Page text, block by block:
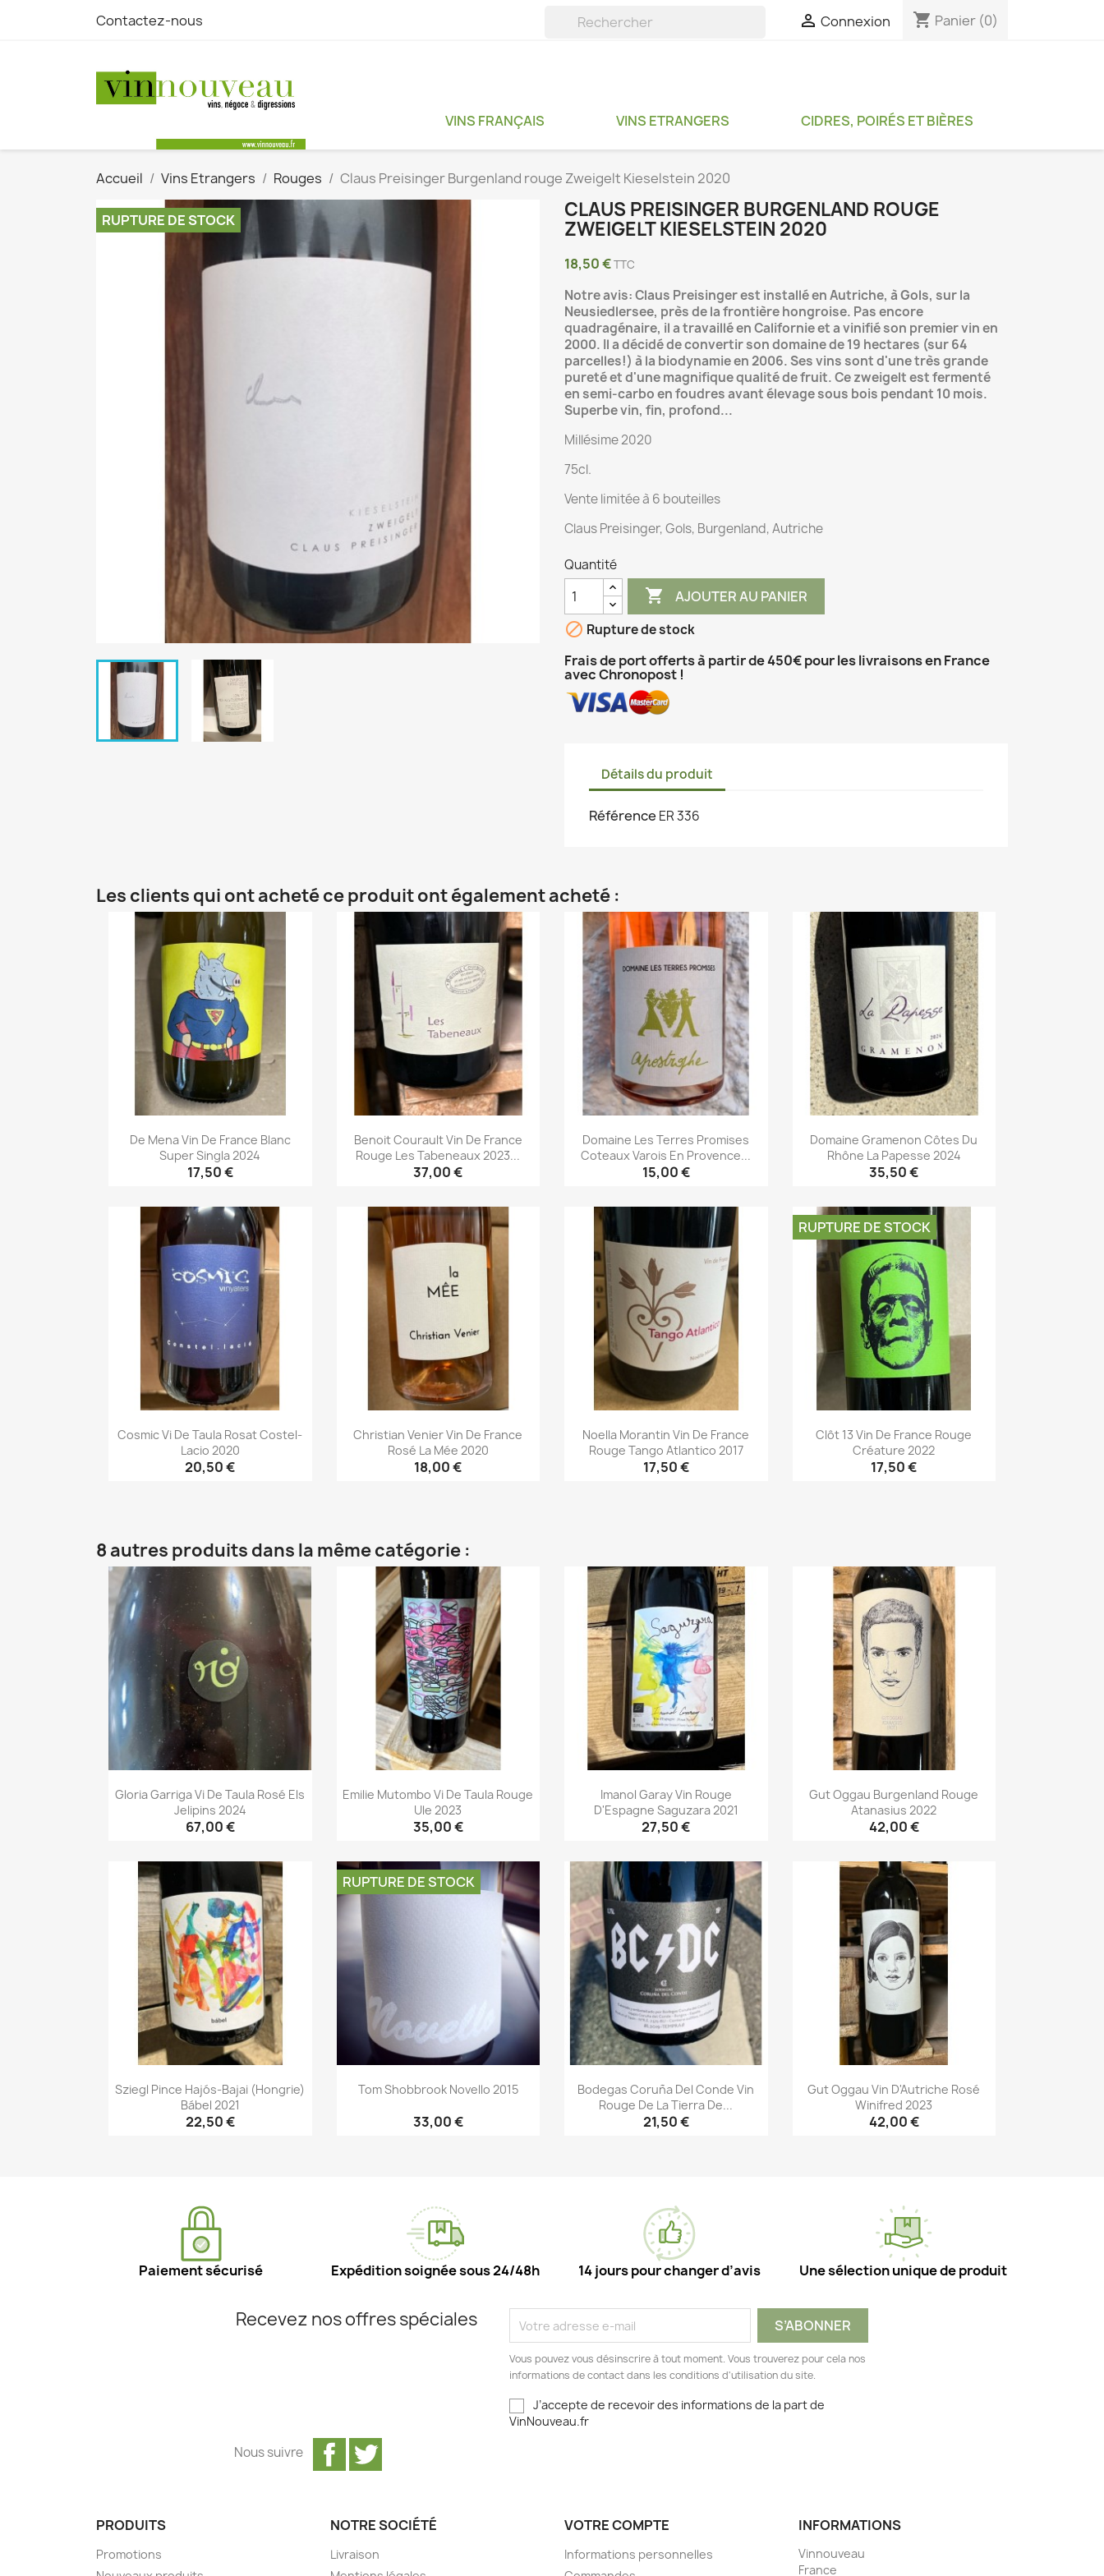
Contactez-nous  Connexion shopping_cart Panier (0)
VINS FRANÇAIS VINS ETRANGERS CIDRES, POIRÉS ET BIÈRES
Accueil Vins Etrangers Rouges Claus Preisinger Burgenland rouge Zweigelt Kieselstein 2020
RUPTURE DE STOCK
CLAUS PREISINGER BURGENLAND ROUGE
ZWEIGELT KIESELSTEIN 2020
18,50 €TTC
Notre avis: Claus Preisinger est installé en Autriche, à Gols, sur la
Neusiedlersee, près de la frontière hongroise. Pas encore
quadragénaire, il a travaillé en Californie et a vinifié son premier vin en
2000. Il a décidé de convertir son domaine de 19 hectares (sur 64
parcelles!) à la biodynamie en 2006. Ses vins sont d'une très grande
pureté et d'une magnifique qualité de fruit. Ce zweigelt est fermenté
en semi-carbo en foudres avant élevage sous bois pendant 10 mois.
Superbe vin, fin, profond...
Millésime 2020
75cl.
Vente limitée à 6 bouteilles
Claus Preisinger, Gols, Burgenland, Autriche
Quantité
 AJOUTER AU PANIER
 Rupture de stock
Frais de port offerts à partir de 450€ pour les livraisons en France
avec Chronopost !
Détails du produit
Référence ER 336
Les clients qui ont acheté ce produit ont également acheté :
De Mena Vin De France Blanc
Super Singla 2024
17,50 €
Aperçu rapide
Benoit Courault Vin De France
Rouge Les Tabeneaux 2023...
37,00 €
Aperçu rapide
Domaine Les Terres Promises
Coteaux Varois En Provence...
15,00 €
Aperçu rapide
Domaine Gramenon Côtes Du
Rhône La Papesse 2024
35,50 €
Aperçu rapide
Cosmic Vi De Taula Rosat Costel-
Lacio 2020
20,50 €
Christian Venier Vin De France
Rosé La Mée 2020
18,00 €
Noella Morantin Vin De France
Rouge Tango Atlantico 2017
17,50 €
Clôt 13 Vin De France Rouge
Créature 2022
17,50 €
RUPTURE DE STOCK
8 autres produits dans la même catégorie :
Gloria Garriga Vi De Taula Rosé Els
Jelipins 2024
67,00 €
Aperçu rapide
Emilie Mutombo Vi De Taula Rouge
Ule 2023
35,00 €
Aperçu rapide
Imanol Garay Vin Rouge
D'Espagne Saguzara 2021
27,50 €
Aperçu rapide
Gut Oggau Burgenland Rouge
Atanasius 2022
42,00 €
Aperçu rapide
Sziegl Pince Hajós-Bajai (Hongrie)
Bábel 2021
22,50 €
Tom Shobbrook Novello 2015
33,00 €
RUPTURE DE STOCK
Bodegas Coruña Del Conde Vin
Rouge De La Tierra De...
21,50 €
Gut Oggau Vin D'Autriche Rosé
Winifred 2023
42,00 €
Paiement sécurisé Expédition soignée sous 24/48h 14 jours pour changer d’avis Une sélection unique de produit
Recevez nos offres spéciales
Vous pouvez vous désinscrire à tout moment. Vous trouverez pour cela nos
informations de contact dans les conditions d'utilisation du site.
J’accepte de recevoir des informations de la part de
VinNouveau.fr
Facebook
Nous suivre
PRODUITS
Promotions
NOTRE SOCIÉTÉ
Livraison
VOTRE COMPTE
Informations personnelles
INFORMATIONS
Vinnouveau
France